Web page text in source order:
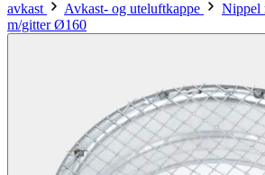
avkast
Avkast- og uteluftkappe Nippel
m/gitter Ø160